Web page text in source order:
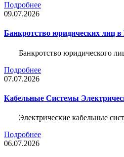
Подробнее
09.07.2026
Банкротство юридических лиц в
Банкротство юридического
Подробнее
07.07.2026
Кабельные Системы
Электрические кабельные
Подробнее
06.07.2026